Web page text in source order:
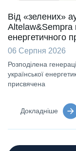
Від «зелених»
Altelaw&Sempra
енергетичного
06 Серпня 2026
Розподілена
української
присвячена
Докладніше